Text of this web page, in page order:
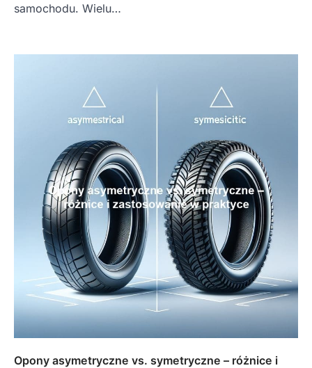
samochodu. Wielu…
Opony asymetryczne vs. symetryczne – różnice i